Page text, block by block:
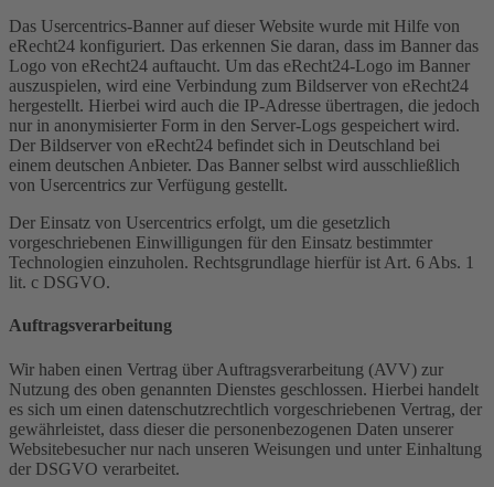
Das Usercentrics-Banner auf dieser Website wurde mit Hilfe von
eRecht24 konfiguriert. Das erkennen Sie daran, dass im Banner das
Logo von eRecht24 auftaucht. Um das eRecht24-Logo im Banner
auszuspielen, wird eine Verbindung zum Bildserver von eRecht24
hergestellt. Hierbei wird auch die IP-Adresse übertragen, die jedoch
nur in anonymisierter Form in den Server-Logs gespeichert wird.
Der Bildserver von eRecht24 befindet sich in Deutschland bei
einem deutschen Anbieter. Das Banner selbst wird ausschließlich
von Usercentrics zur Verfügung gestellt.
Der Einsatz von Usercentrics erfolgt, um die gesetzlich
vorgeschriebenen Einwilligungen für den Einsatz bestimmter
Technologien einzuholen. Rechtsgrundlage hierfür ist Art. 6 Abs. 1
lit. c DSGVO.
Auftragsverarbeitung
Wir haben einen Vertrag über Auftragsverarbeitung (AVV) zur
Nutzung des oben genannten Dienstes geschlossen. Hierbei handelt
es sich um einen datenschutzrechtlich vorgeschriebenen Vertrag, der
gewährleistet, dass dieser die personenbezogenen Daten unserer
Websitebesucher nur nach unseren Weisungen und unter Einhaltung
der DSGVO verarbeitet.